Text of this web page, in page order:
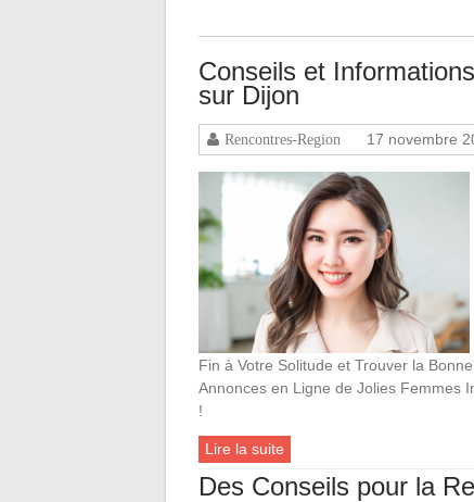
Conseils et
sur Dijon
Rencontres-Region 17 novembre
Fin à Votre Solitude et Trouver la
Annonces en Ligne de Jolies Femmes
!
Lire la suite
Des Conseils pour la